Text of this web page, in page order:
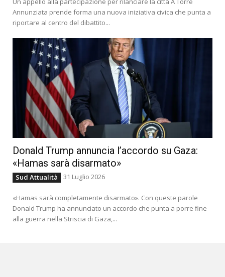
Annunziata prende forma una nuova iniziativa civica che punta a
riportare al centro del dibattito...
Donald Trump annuncia l’accordo su Gaza:
«Hamas sarà disarmato»
Sud Attualità 31 Luglio 2026
«Hamas sarà completamente disarmato». Con queste parole
Donald Trump ha annunciato un accordo che punta a porre fine
alla guerra nella Striscia di Gaza,...